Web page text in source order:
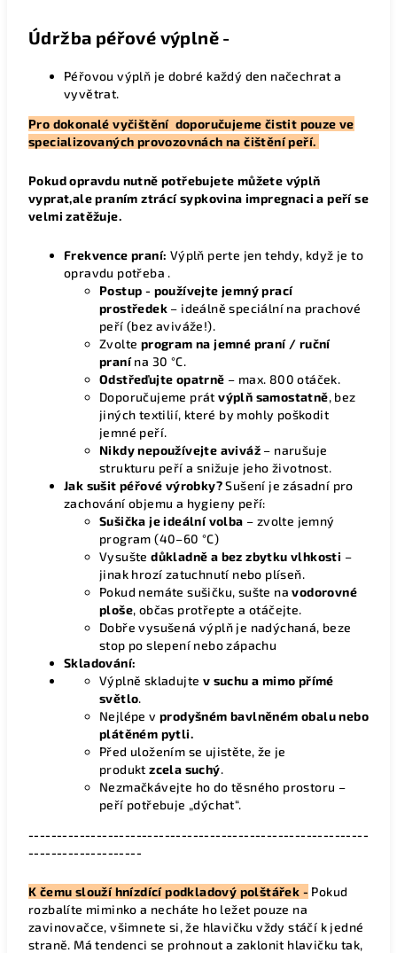
Údržba péřové výplně -
Péřovou výplň je dobré každý den načechrat a
vyvětrat.
Pro dokonalé vyčištění doporučujeme čistit pouze ve
specializovaných provozovnách na čištění peří.
Pokud opravdu nutně potřebujete můžete výplň
vyprat,ale praním ztrácí sypkovina impregnaci a peří se
velmi zatěžuje.
Frekvence praní: Výplň perte jen tehdy, když je to
opravdu potřeba .
Postup - používejte jemný prací
prostředek – ideálně speciální na prachové
peří (bez aviváže!).
Zvolte program na jemné praní / ruční
pranína 30 °C.
Odstřeďujte opatrně – max. 800 otáček.
Doporučujeme prátvýplň samostatně, bez
jiných textilií, které by mohly poškodit
jemné peří.
Nikdy nepoužívejte aviváž – narušuje
strukturu peří a snižuje jeho životnost.
Jak sušit péřové výrobky?Sušení je zásadní pro
zachování objemu a hygieny peří:
Sušička je ideální volba – zvolte jemný
program (40–60 °C)
Vysuštedůkladně a bez zbytku vlhkosti –
jinak hrozí zatuchnutí nebo plíseň.
Pokud nemáte sušičku, sušte navodorovné
ploše, občas protřepte a otáčejte.
Dobře vysušená výplň je nadýchaná, beze
stop po slepení nebo zápachu
Skladování:
Výplně skladujte v suchu a mimo přímé
světlo.
Nejlépe v prodyšném bavlněném obalu nebo
plátěném pytli.
Před uložením se ujistěte, že je
produktzcela suchý.
Nezmačkávejte ho do těsného prostoru –
peří potřebuje „dýchat“.
------------------------------------------------------------
--------------------
K čemu slouží hnízdící podkladový polštářek - Pokud
rozbalíte miminko a necháte ho ležet pouze na
zavinovačce, všimnete si, že hlavičku vždy stáčí k jedné
straně. Má tendenci se prohnout a zaklonit hlavičku tak,